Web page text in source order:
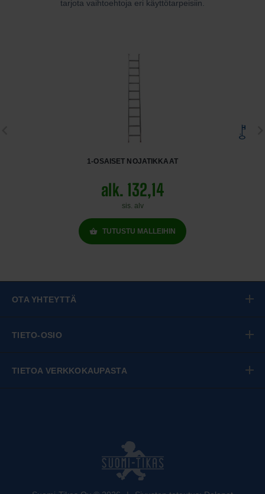
tarjota vaihtoehtoja eri käyttötarpeisiin.
1-OSAISET NOJATIKKAAT
alk. 132,14
sis. alv
TUTUSTU MALLEIHIN
OTA YHTEYTTÄ
TIETO-OSIO
TIETOA VERKKOKAUPASTA